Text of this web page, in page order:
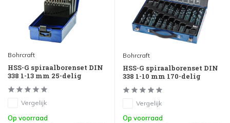
Bohrcraft
HSS-G spiraalborenset DIN
338 1-13 mm 25-delig
Vergelijk
Op voorraad
Bohrcraft
HSS-G spiraalborenset DIN
338 1-10 mm 170-delig
Vergelijk
Op voorraad